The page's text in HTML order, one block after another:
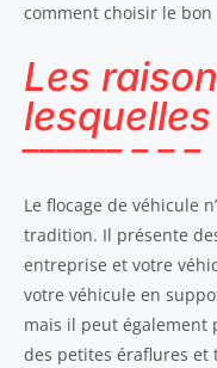
comment choisir le
Les
Le flocage de véhicule
tradition. Il présente
entreprise et votre
votre véhicule en
mais il peut également
des petites éraflures et